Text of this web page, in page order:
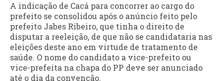
A indicação de Cacá para concorrer ao cargo do
prefeito se consolidou após o anúncio feito pelo
prefeito Jabes Ribeiro, que tinha o direito de
disputar a reeleição, de que não se candidataria nas
eleições deste ano em virtude de tratamento de
saúde. O nome do candidato a vice-prefeito ou
vice-prefeita na chapa do PP deve ser anunciado
até o dia da convenção.